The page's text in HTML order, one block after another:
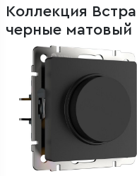
Коллекция
черные матовый